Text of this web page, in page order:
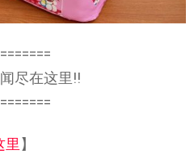
尽在这里!!
里 】